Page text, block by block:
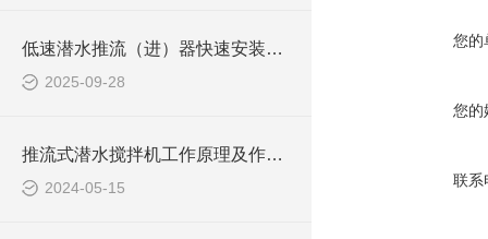
低速潜水推流（进）器快速安装方法
2025-09-28
推流式潜水搅拌机工作原理及作用特点、安装图、CAD结构图
2024-05-15
您的
您的
联系